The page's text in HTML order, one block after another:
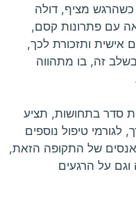
מציף, דולה
עם פתרונות קסם,
אישית ותזכורת לכך,
זה, בו מתהווה
סדר בתחושות, תציע
לגורמי טיפול נוספים
של התקופה הזאת,
על הרגעים